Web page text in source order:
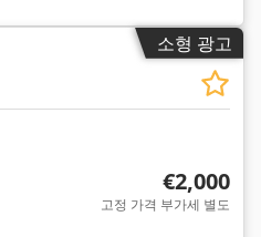
소형 광고
€2,000
고정 가격 부가세 별도